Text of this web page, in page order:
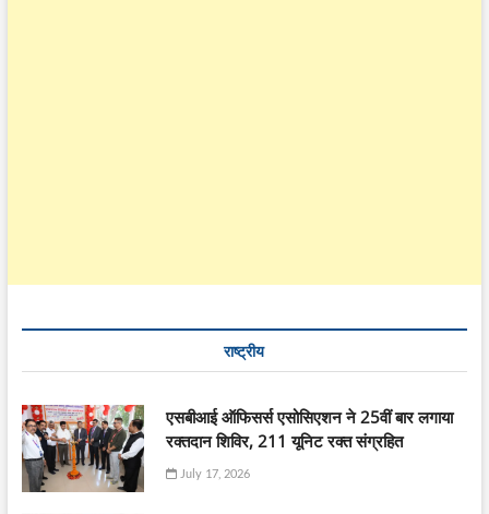
राष्ट्रीय
एसबीआई ऑफिसर्स एसोसिएशन ने 25वीं बार लगाया
रक्तदान शिविर, 211 यूनिट रक्त संग्रहित
July 17, 2026